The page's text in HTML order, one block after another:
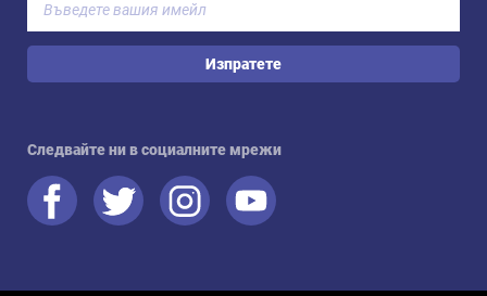
Изпратете
Следвайте ни в социалните мрежи